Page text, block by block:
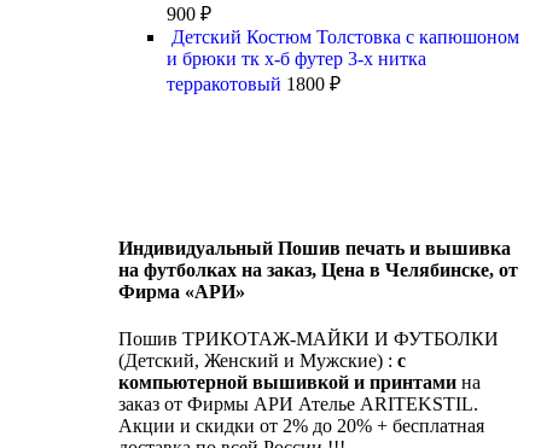
900 ₽
Детский Костюм Толстовка с капюшоном
и брюки тк х-б футер 3-х нитка
терракотовый 1800 ₽
Индивидуальный Пошив печать и вышивка
на футболках на заказ, Цена в Челябинске, от
Фирма «АРИ»
Пошив ТРИКОТАЖ-МАЙКИ И ФУТБОЛКИ
(Детский, Женский и Мужские) : с
компьютерной вышивкой и принтами на
заказ от Фирмы АРИ Ателье ARITEKSTIL.
Акции и скидки от 2% до 20% + бесплатная